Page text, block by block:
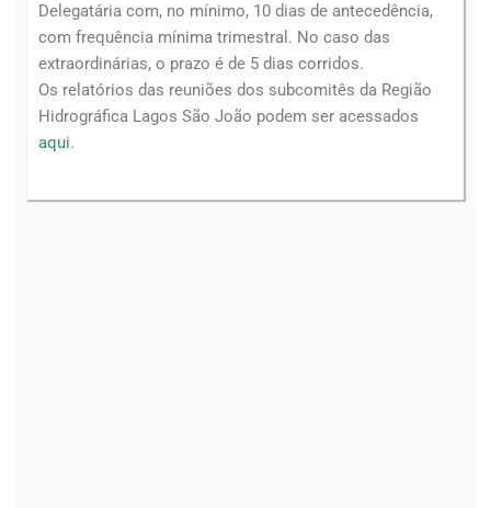
Delegatária com, no mínimo, 10 dias de antecedência,
com frequência mínima trimestral. No caso das
extraordinárias, o prazo é de 5 dias corridos.
Os relatórios das reuniões dos subcomitês da Região
Hidrográfica Lagos São João podem ser acessados
aqui.